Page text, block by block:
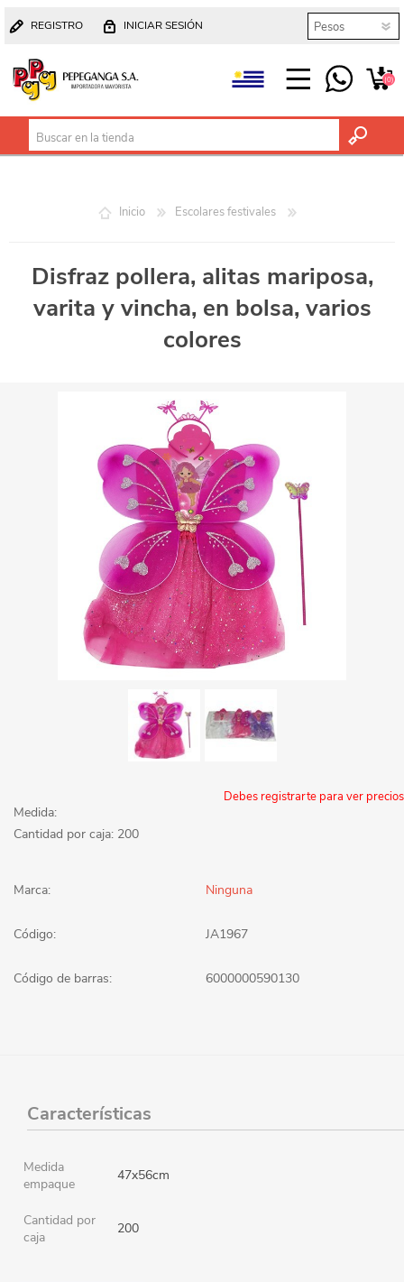
REGISTRO INICIAR SESIÓN
(0)
Inicio Escolares festivales
Disfraz pollera, alitas mariposa,
varita y vincha, en bolsa, varios
colores
Debes registrarte para ver precios
Medida:
Cantidad por caja: 200
Marca: Ninguna
Código: JA1967
Código de barras: 6000000590130
Características
Medida
empaque
47x56cm
Cantidad por
caja
200